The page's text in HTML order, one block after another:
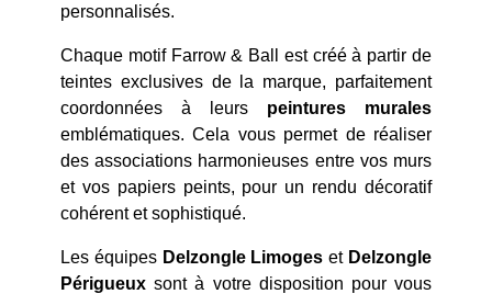
personnalisés.
Chaque motif Farrow & Ball est créé à partir de
teintes exclusives de la marque, parfaitement
coordonnées à leurs peintures murales
emblématiques. Cela vous permet de réaliser
des associations harmonieuses entre vos murs
et vos papiers peints, pour un rendu décoratif
cohérent et sophistiqué.
Les équipes Delzongle Limoges et Delzongle
Périgueux sont à votre disposition pour vous